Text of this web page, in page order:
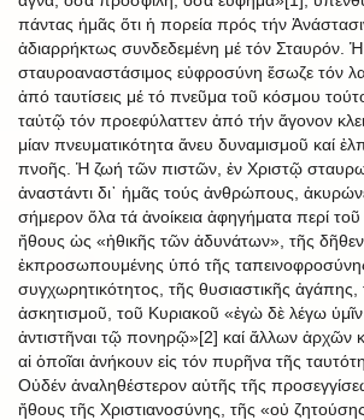
πάντας ἡμᾶς ὅτι ἡ πορεία πρός τήν
ἀδιαρρήκτως συνδεδεμένη μέ τόν Σταυρόν. Ἡ
σταυροαναστάσιμος εὐφροσύνη ἔσωζε τόν
ἀπό ταυτίσεις μέ τό πνεῦμα τοῦ κόσμου
ταὐτῷ τόν προεφύλαττεν ἀπό τήν ἄγονον
μίαν πνευματικότητα ἄνευ δυναμισμοῦ καί
πνοῆς. Ἡ ζωή τῶν πιστῶν, ἐν Χριστῷ
ἀναστάντι δι᾿ ἡμᾶς τούς ἀνθρώπους,
σήμερον ὅλα τά ἀνοίκεια ἀφηγήματα περί τοῦ
ἤθους ὡς «ἠθικῆς τῶν ἀδυνάτων», τῆς δῆθεν
ἐκπροσωπουμένης ὑπό τῆς
συγχωρητικότητος, τῆς θυσιαστικῆς ἀγάπης,
ἀσκητισμοῦ, τοῦ Κυριακοῦ «ἐγὼ δὲ λέγω
ἀντιστῆναι τῷ πονηρῷ»[2] καί ἄλλων ἀρχῶν
αἱ ὁποῖαι ἀνήκουν εἰς τόν πυρῆνα τῆς
Οὐδέν ἀναληθέστερον αὐτῆς τῆς
ἤθους τῆς Χριστιανοσύνης, τῆς «οὐ